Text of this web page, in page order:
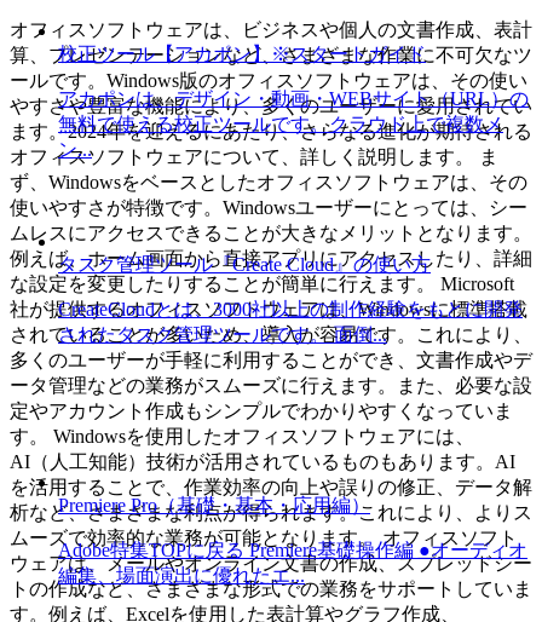
オフィスソフトウェアは、ビジネスや個人の文書作成、表計
算、プレゼンテーションなど、さまざまな作業に不可欠なツ
ールです。Windows版のオフィスソフトウェアは、その使い
やすさや豊富な機能により、多くのユーザーに愛用されてい
ます。2024年を迎えるにあたり、さらなる進化が期待される
オフィスソフトウェアについて、詳しく説明します。 ま
ず、Windowsをベースとしたオフィスソフトウェアは、その
使いやすさが特徴です。Windowsユーザーにとっては、シー
ムレスにアクセスできることが大きなメリットとなります。
例えば、ホーム画面から直接アプリにアクセスしたり、詳細
な設定を変更したりすることが簡単に行えます。 Microsoft
社が提供するオフィスソフトウェアは、Windowsに標準搭載
されていることが多いため、導入が容易です。これにより、
多くのユーザーが手軽に利用することができ、文書作成やデ
ータ管理などの業務がスムーズに行えます。また、必要な設
定やアカウント作成もシンプルでわかりやすくなっていま
す。 Windowsを使用したオフィスソフトウェアには、
AI（人工知能）技術が活用されているものもあります。AI
を活用することで、作業効率の向上や誤りの修正、データ解
析など、さまざまな利点が得られます。これにより、よりス
ムーズで効率的な業務が可能となります。 オフィスソフト
ウェアは、メールやオンライン文書の作成、スプレッドシー
トの作成など、さまざまな形式での業務をサポートしていま
す。例えば、Excelを使用した表計算やグラフ作成、
校正ツール【アカポン】※スタートガイド
アカポンは、デザイン・動画・WEBサイト（URL）の
無料で使える校正ツールです。クラウド上で複数メ
ン...
タスク管理ツール『Create Cloud』の使い方
CreateCloudとは、3000社以上の制作経験をもとに開発
されたタスク管理ツールです。 面倒...
Premiere Pro（基礎・基本・応用編）
Adobe特集TOPに戻る Premiere基礎操作編 ●オーディオ
編集、場面演出に優れたエ...